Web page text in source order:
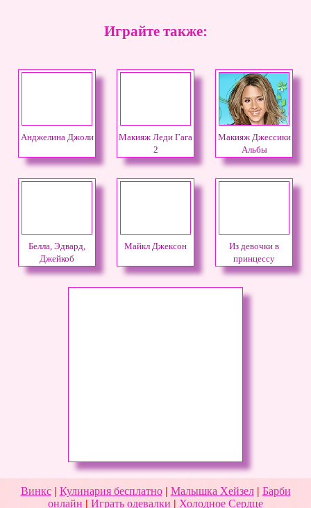
Играйте также:
Анджелина Джоли
Макияж Леди Гага
2
Макияж Джессики
Альбы
Белла, Эдвард,
Джейкоб
Майкл Джексон
Из девочки в
принцессу
Винкс| Кулинария бесплатно| Малышка Хейзел| Барби
онлайн | Играть одевалки | Холодное Сердце